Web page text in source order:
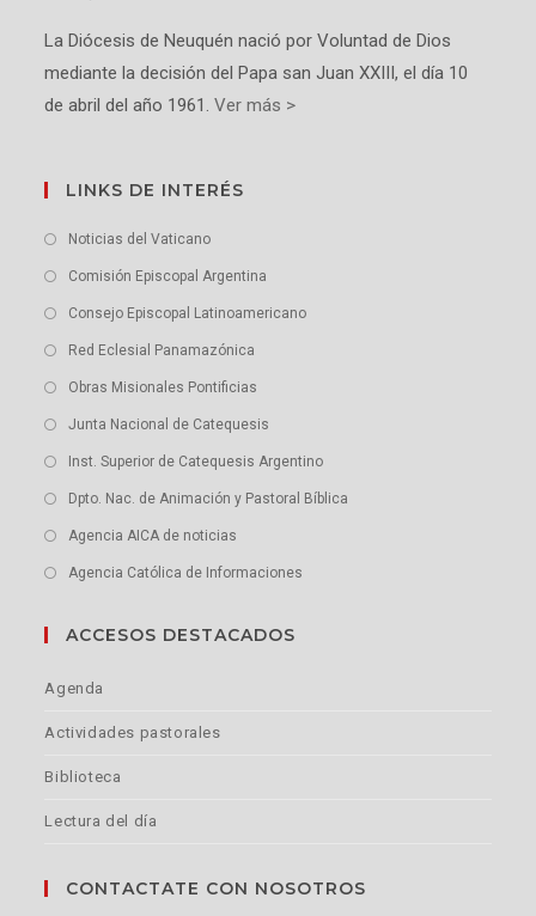
La Diócesis de Neuquén nació por Voluntad de Dios
mediante la decisión del Papa san Juan XXIII, el día 10
de abril del año 1961. Ver más >
LINKS DE INTERÉS
Noticias del Vaticano
Comisión Episcopal Argentina
Consejo Episcopal Latinoamericano
Red Eclesial Panamazónica
Obras Misionales Pontificias
Junta Nacional de Catequesis
Inst. Superior de Catequesis Argentino
Dpto. Nac. de Animación y Pastoral Bíblica
Agencia AICA de noticias
Agencia Católica de Informaciones
ACCESOS DESTACADOS
Agenda
Actividades pastorales
Biblioteca
Lectura del día
CONTACTATE CON NOSOTROS